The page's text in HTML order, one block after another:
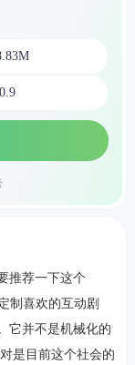
推荐一下这个
制喜欢的互动剧
它并不是机械化的
是目前这个社会的